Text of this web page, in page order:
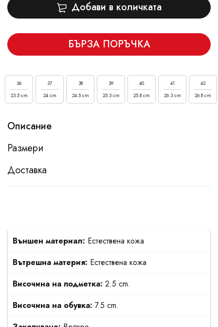
Добави в количката
БЪРЗА ПОРЪЧКА
36
23.5 cm
37
24 cm
38
24.5 cm
39
25.3 cm
40
25.8 cm
41
26.3 cm
42
26.8 cm
Описание
Размери
Доставка
Външен материал: Естествена кожа
Вътрешна материя: Естествена кожа
Височина на подметка: 2.5 cm.
Височина на обувка: 7.5 cm.